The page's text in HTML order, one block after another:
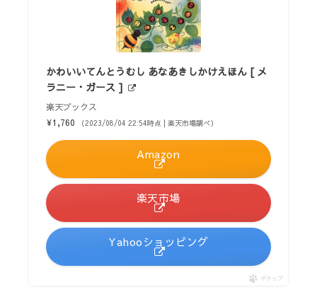
かわいいてんとうむし あなあきしかけえほん [ メ
ラニー・ガース ]
楽天ブックス
¥1,760
（2023/08/04 22:54時点 | 楽天市場調べ）
Amazon
楽天市場
Yahooショッピング
ポチップ